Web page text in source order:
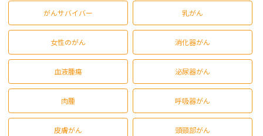
がんサバイバー 乳がん
女性のがん 消化器がん
血液腫瘍 泌尿器がん
肉腫 呼吸器がん
皮膚がん 頭頸部がん